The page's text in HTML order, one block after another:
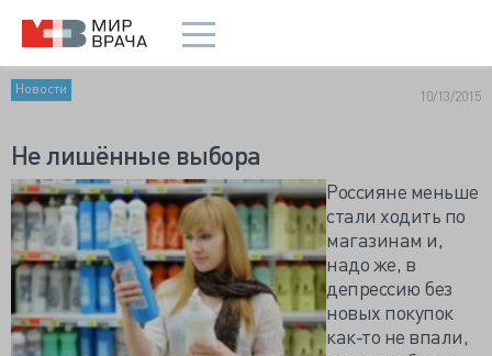
Новости 10/13/2015
Не лишённые выбора
Россияне меньше
стали ходить по
магазинам и,
надо же, в
депрессию без
новых покупок
как-то не впали,